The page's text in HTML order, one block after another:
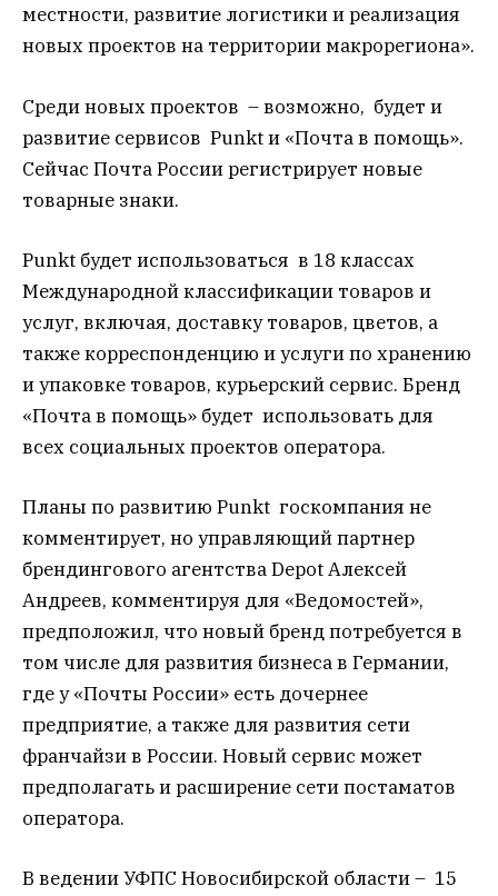
местности, развитие логистики и реализация
новых проектов на территории макрорегиона».
Среди новых проектов – возможно, будет и
развитие сервисов Punkt и «Почта в помощь».
Сейчас Почта России регистрирует новые
товарные знаки.
Punkt будет использоваться в 18 классах
Международной классификации товаров и
услуг, включая, доставку товаров, цветов, а
также корреспонденцию и услуги по хранению
и упаковке товаров, курьерский сервис. Бренд
«Почта в помощь» будет использовать для
всех социальных проектов оператора.
Планы по развитию Punkt госкомпания не
комментирует, но управляющий партнер
брендингового агентства Depot Алексей
Андреев, комментируя для «Ведомостей»,
предположил, что новый бренд потребуется в
том числе для развития бизнеса в Германии,
где у «Почты России» есть дочернее
предприятие, а также для развития сети
франчайзи в России. Новый сервис может
предполагать и расширение сети постаматов
оператора.
В ведении УФПС Новосибирской области – 15